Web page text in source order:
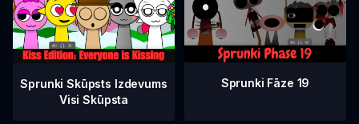
Sprunki Skūpsts Izdevums
Visi Skūpsta
Sprunki Fāze 19